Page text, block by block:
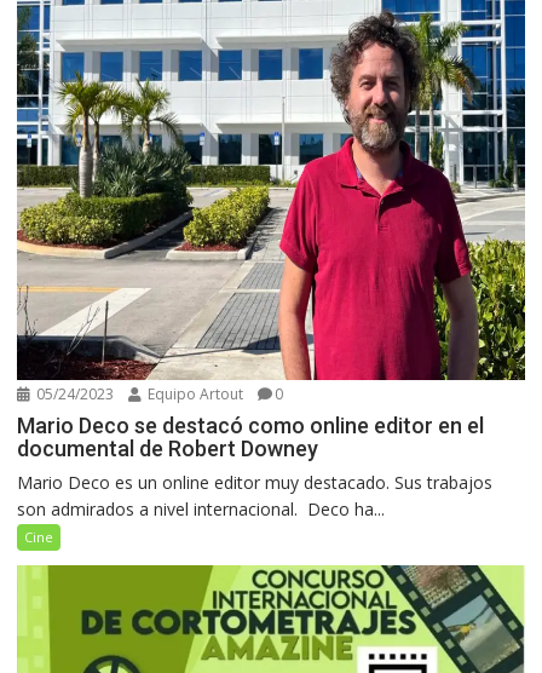
05/24/2023 Equipo Artout 0
Mario Deco se destacó como online editor en el
documental de Robert Downey
Mario Deco es un online editor muy destacado. Sus trabajos
son admirados a nivel internacional. Deco ha...
Cine